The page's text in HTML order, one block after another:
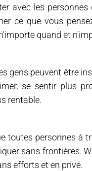
avec les
ce que vous
quand et
gens peuvent être
se sentir plus
rentable.
toutes personnes à
sans frontières.
efforts et en privé.